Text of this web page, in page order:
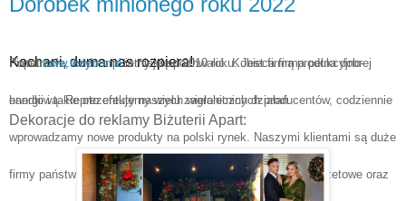
Kochani, duma nas rozpiera!
Popatrzcie, czym możemy siępochwalić.Kobieca firma pełna dobrej
energii i takie oto efekty naszych wieloletnich działań.
Firmawww.tendom.plistnieje od 2010 roku. Jest firmą produkcyjno-
handlową. Reprezentujemy wielu zagranicznych producentów, codziennie
wprowadzamy nowe produkty na polski rynek. Naszymi klientami są duże
firmy państwowe i prywatne, urzędy centralne, jednostki budżetowe oraz
Dekoracje do reklamy Biżuterii Apart: